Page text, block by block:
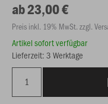
ab 23,00 €
Preis inkl. 19% MwSt. zzgl.
Artikel sofort verfügbar
Lieferzeit: 3 Werktage